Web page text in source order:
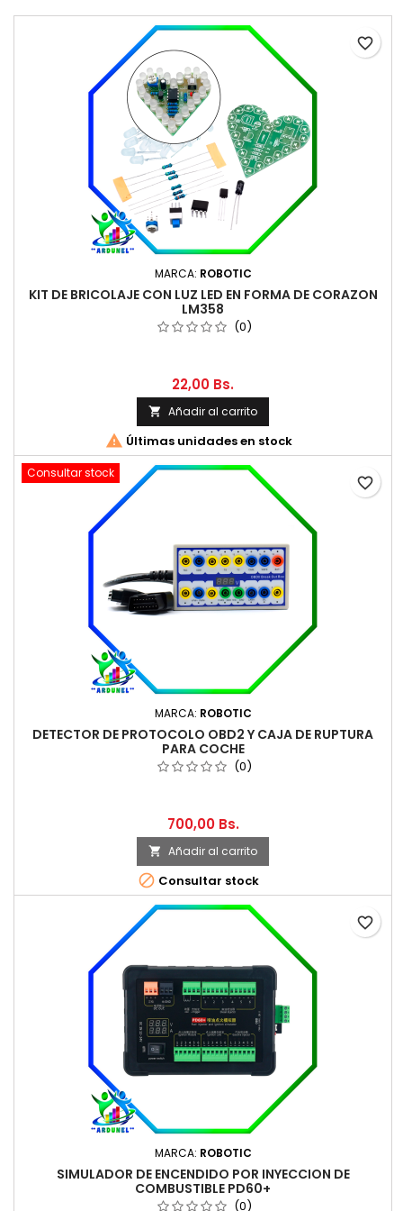
MARCA: ROBOTIC
KIT DE BRICOLAJE CON LUZ LED EN FORMA DE CORAZON
LM358
(0)
22,00 Bs.
 Añadir al carrito
 Últimas unidades en stock
favorite_border
Consultar stock
MARCA: ROBOTIC
DETECTOR DE PROTOCOLO OBD2 Y CAJA DE RUPTURA
PARA COCHE
(0)
700,00 Bs.
 Añadir al carrito
 Consultar stock
favorite_border
MARCA: ROBOTIC
SIMULADOR DE ENCENDIDO POR INYECCION DE
COMBUSTIBLE PD60+
(0)
favorite_border